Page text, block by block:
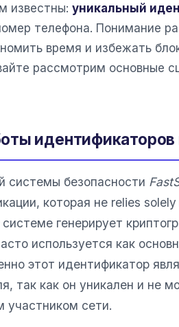
известны: уникальный
телефона. Понимание
время и избежать
рассмотрим основные
идентификаторов
системы безопасности
которая не relies
генерирует
используется как
этот идентификатор
так как он уникален и не
участником сети.